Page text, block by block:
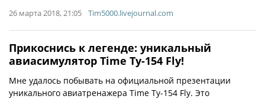
26 марта 2018, 21:05 Tim5000.livejournal.com
Прикоснись к легенде: уникальный
авиасимулятор Time Tу-154 Fly!
Мне удалось побывать на официальной презентации
уникального авиатренажера Time Tу-154 Fly. Это